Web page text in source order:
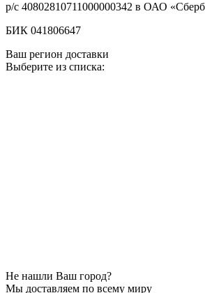
р/с 40802810711000000342 в ОАО
БИК 041806647
Ваш регион доставки
Выберите из списка:
Не нашли Ваш город?
Мы доставляем по всему миру